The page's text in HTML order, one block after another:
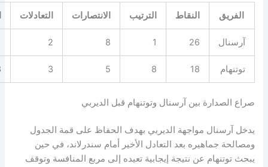
النقاط الترتيب الانتصارات التعادلات الهزائم
26
1
18
بين آرسنال وتوتنهام قبل الديربي
مواجهة الديربي بهدف الحفاظ على قمة الجدول
جماهيره بعد التعادل الأخير أمام سندرلاند، في حين
عن نتيجة إيجابية تعيده إلى مربع المنافسة وتوقف